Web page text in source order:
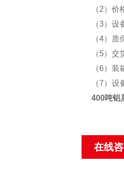
（2）
（3）
（4）质
（5）
（6）装
（7）
400吨铝
在线